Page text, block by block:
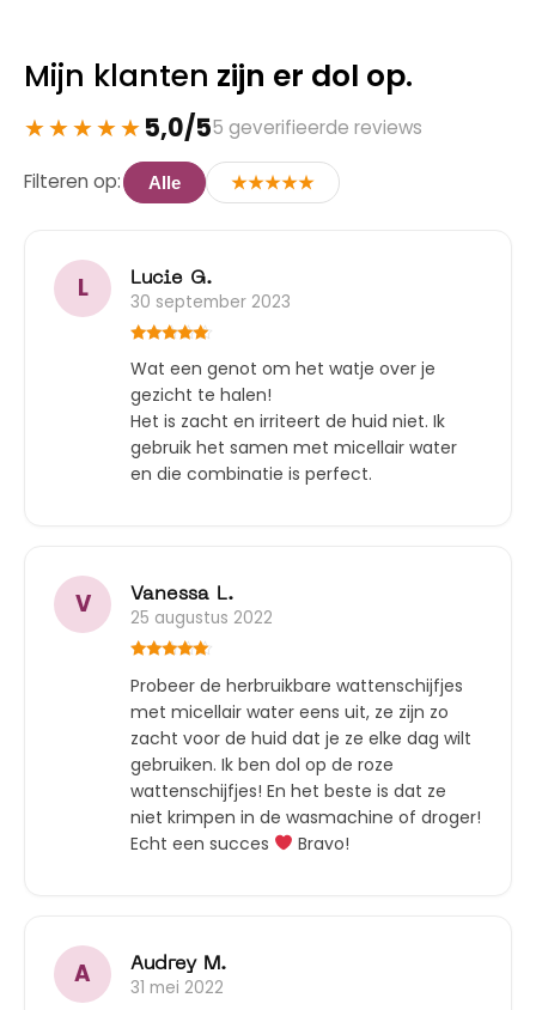
Mijn klanten zijn er dol op.
5,0/55 geverifieerde reviews
Filteren op: Alle ★★★★★
L
5uit 5
Lucie G.
30 september 2023
Wat een genot om het watje over je
gezicht te halen!
Het is zacht en irriteert de huid niet. Ik
gebruik het samen met micellair water
en die combinatie is perfect.
V
5uit 5
Vanessa L.
25 augustus 2022
Probeer de herbruikbare wattenschijfjes
met micellair water eens uit, ze zijn zo
zacht voor de huid dat je ze elke dag wilt
gebruiken. Ik ben dol op de roze
wattenschijfjes! En het beste is dat ze
niet krimpen in de wasmachine of droger!
Echt een succes
Bravo!
A Audrey M.
31 mei 2022